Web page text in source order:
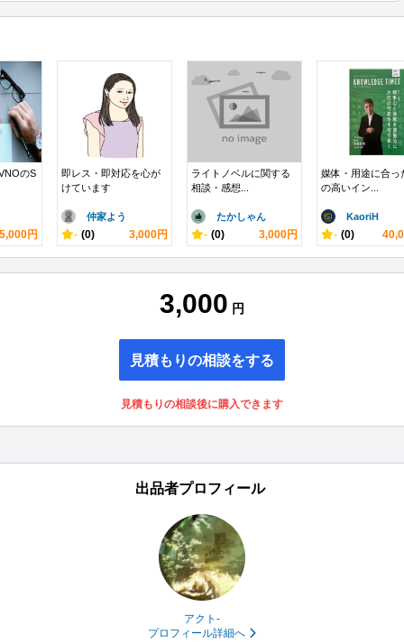
のS
5,000円
即レス・即対応を心が
けています
仲家よう
- (0) 3,000円
ライトノベルに関する
相談・感想...
たかしゃん
- (0) 3,000円
媒体・用途に合っ
の高いイン...
KaoriH
- (0)
3,000 円
見積もりの相談をする
見積もりの相談後に購入できます
出品者プロフィール
アクト-
プロフィール詳細へ